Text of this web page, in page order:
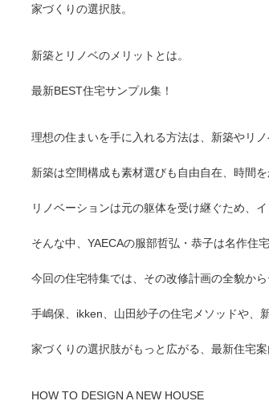
家づくりの選択肢。
新築とリノベのメリットとは。
最新BEST住宅サンプル集！
理想の住まいを手に入れる方法は、新築やリ
新築は空間構成も素材選びも自由自在、時間
リノベーションは元の躯体を受け継ぐため、
そんな中、YAECAの服部哲弘・恭子は名作住
今回の住宅特集では、その改修計画の全貌か
手嶋保、ikken、山田紗子の住宅メソッドや、
家づくりの選択肢がもっと広がる、最新住宅案
HOW TO DESIGN A NEW HOUSE